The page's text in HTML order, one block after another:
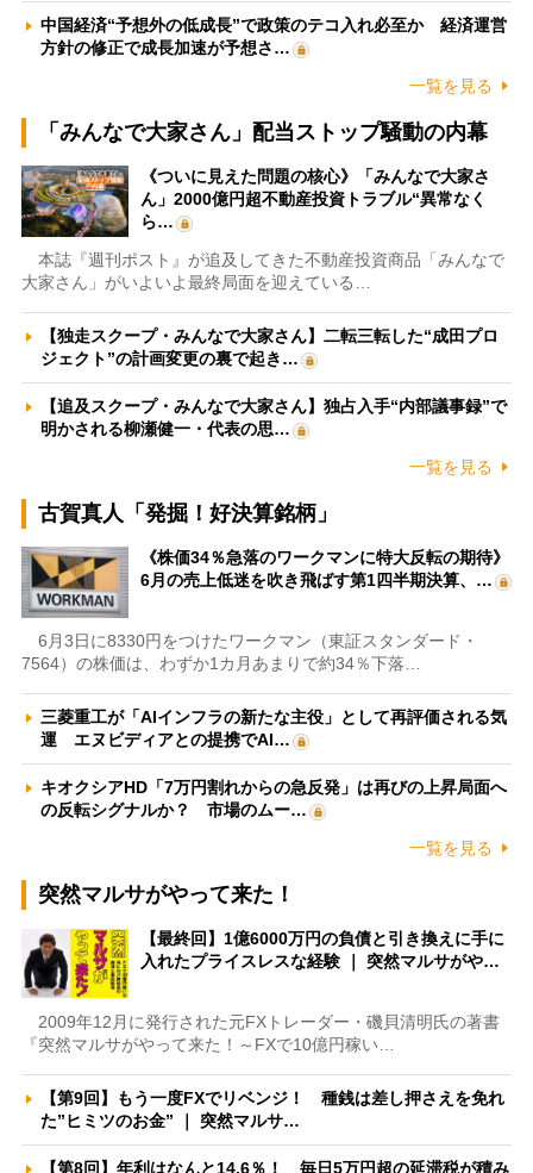
中国経済“予想外の低成長”で政策のテコ入れ必至か 経済運営
方針の修正で成長加速が予想さ…
一覧を見る
「みんなで大家さん」配当ストップ騒動の内幕
《ついに見えた問題の核心》「みんなで大家さ
ん」2000億円超不動産投資トラブル“異常なく
ら…
本誌『週刊ポスト』が追及してきた不動産投資商品「みんなで
大家さん」がいよいよ最終局面を迎えている…
【独走スクープ・みんなで大家さん】二転三転した“成田プロ
ジェクト”の計画変更の裏で起き…
【追及スクープ・みんなで大家さん】独占入手“内部議事録”で
明かされる柳瀬健一・代表の思…
一覧を見る
古賀真人「発掘！好決算銘柄」
《株価34％急落のワークマンに特大反転の期待》
6月の売上低迷を吹き飛ばす第1四半期決算、…
6月3日に8330円をつけたワークマン（東証スタンダード・
7564）の株価は、わずか1カ月あまりで約34％下落…
三菱重工が「AIインフラの新たな主役」として再評価される気
運 エヌビディアとの提携でAI…
キオクシアHD「7万円割れからの急反発」は再びの上昇局面へ
の反転シグナルか？ 市場のムー…
一覧を見る
突然マルサがやって来た！
【最終回】1億6000万円の負債と引き換えに手に
入れたプライスレスな経験 ｜ 突然マルサがや…
2009年12月に発行された元FXトレーダー・磯貝清明氏の著書
『突然マルサがやって来た！～FXで10億円稼い…
【第9回】もう一度FXでリベンジ！ 種銭は差し押さえを免れ
た”ヒミツのお金” ｜ 突然マルサ…
【第8回】年利はなんと14.6％！ 毎日5万円超の延滞税が積み